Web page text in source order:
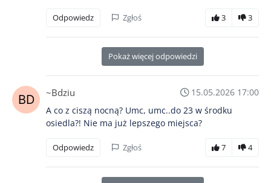
Odpowiedz Zgłoś 3 3
Pokaż więcej odpowiedzi
~Bdziu
15.05.2026 17:00
A co z ciszą nocną? Umc, umc..do 23 w środku
osiedla?! Nie ma już lepszego miejsca?
Odpowiedz Zgłoś 7 4